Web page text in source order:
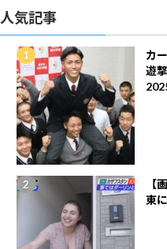
人気記事
カ
遊
【
東